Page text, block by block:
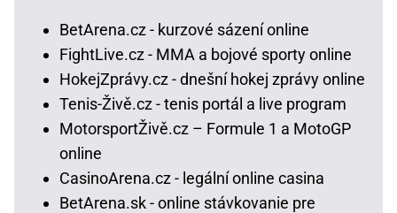
BetArena.cz - kurzové sázení online
FightLive.cz - MMA a bojové sporty online
HokejZprávy.cz - dnešní hokej zprávy online
Tenis-Živě.cz - tenis portál a live program
MotorsportŽivě.cz – Formule 1 a MotoGP
online
CasinoArena.cz - legální online casina
BetArena.sk - online stávkovanie pre